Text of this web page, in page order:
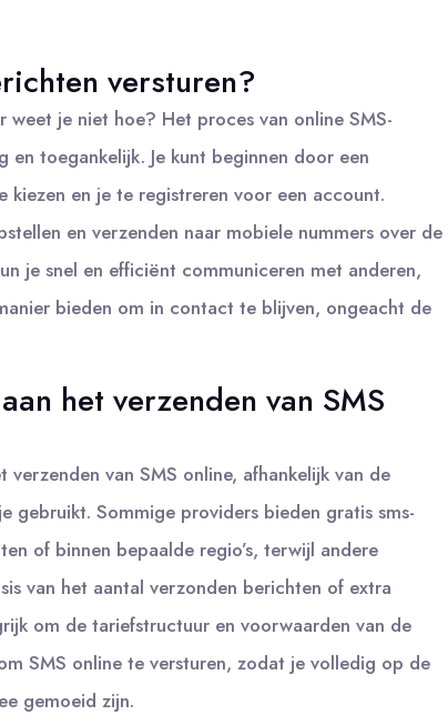
versturen?
je niet hoe? Het proces van online SMS-
toegankelijk. Je kunt beginnen door een
en je te registreren voor een account.
en verzenden naar mobiele nummers over de
je snel en efficiënt communiceren met anderen,
bieden om in contact te blijven, ongeacht de
het verzenden van SMS
verzenden van SMS online, afhankelijk van de
gebruikt. Sommige providers bieden gratis sms-
of binnen bepaalde regio’s, terwijl andere
van het aantal verzonden berichten of extra
om de tariefstructuur en voorwaarden van de
SMS online te versturen, zodat je volledig op de
gemoeid zijn.